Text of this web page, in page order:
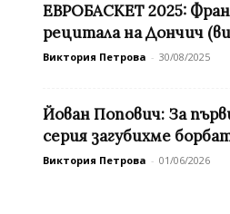
ЕВРОБАСКЕТ 2025:
рецитала на Дончич
Виктория Петрова - 30/08/2025
Йован Попович: За
серия загубихме
Виктория Петрова - 01/06/2026